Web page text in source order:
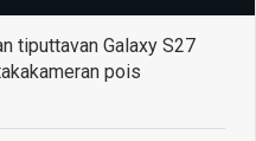
tiputtavan Galaxy S27
pois